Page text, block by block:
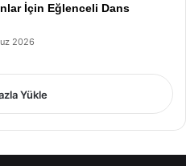
İçin Eğlenceli Dans
2026
Yükle